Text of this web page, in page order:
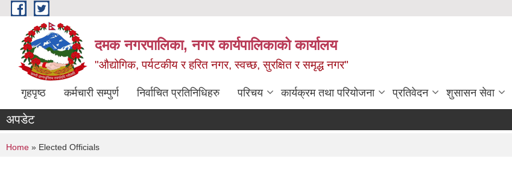
Skip to main content
दमक नगरपालिका, नगर कार्यपालिकाको कार्यालय
"औद्योगिक, पर्यटकीय र हरित नगर, स्वच्छ, सुरक्षित र समृद्ध नगर"
गृहपृष्ठ कर्मचारी सम्पुर्ण निर्वाचित प्रतिनिधिहरु परिचय कार्यक्रम तथा परियोजना प्रतिवेदन शुसासन सेवा
अपडेट
You are here
Home » Elected Officials